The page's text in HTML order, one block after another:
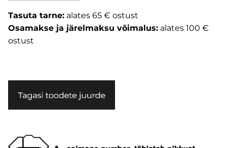
Tasuta tarne: alates 65 € ostust
Osamakse ja järelmaksu võimalus: alates 100 €
ostust